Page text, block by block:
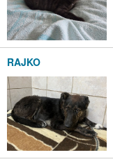
RAJKO